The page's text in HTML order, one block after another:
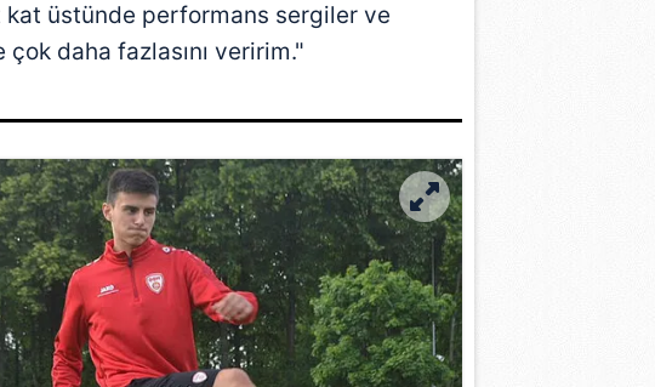
kat üstünde performans sergiler ve
çok daha fazlasını veririm."